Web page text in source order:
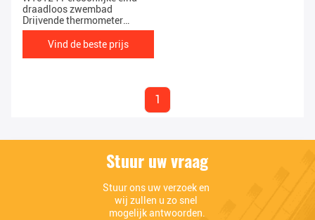
draadloos zwembad
Drijvende thermometer
Waterdicht Langdurig
Vind de beste prijs
1
Stuur uw vraag
Stuur ons uw verzoek en
wij zullen u zo snel
mogelijk antwoorden.